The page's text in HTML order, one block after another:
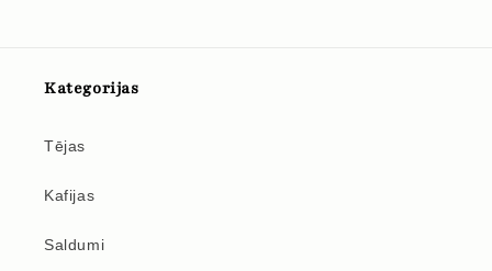
Kategorijas
Tējas
Kafijas
Saldumi